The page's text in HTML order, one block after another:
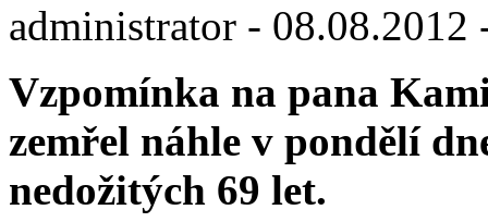
administrator -
Vzpomínka na pana
zemřel náhle v pondělí
nedožitých 69 let.